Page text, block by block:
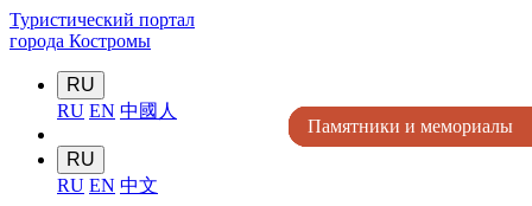
Туристический портал
города Костромы
RU
RU EN 中國人
RU
RU EN 中文
Памятники и мемориалы
Памятники и мемориалы
Памятники и мемориалы
Памятники и мемориалы
Памятники и мемориалы